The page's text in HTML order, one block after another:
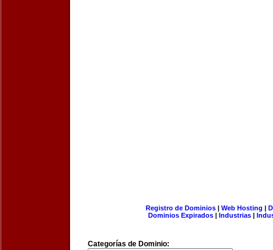
Registro de Dominios| Web Hosting |
Dominios Expirados | Industrias |
Categorías de Dominio: